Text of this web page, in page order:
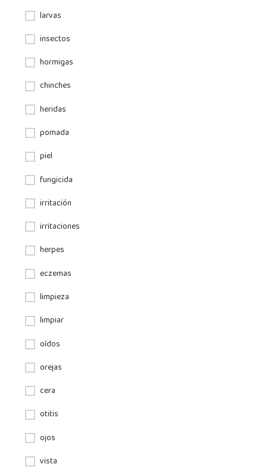
larvas
insectos
hormigas
chinches
heridas
pomada
piel
fungicida
irritación
irritaciones
herpes
eczemas
limpieza
limpiar
oídos
orejas
cera
otitis
ojos
vista